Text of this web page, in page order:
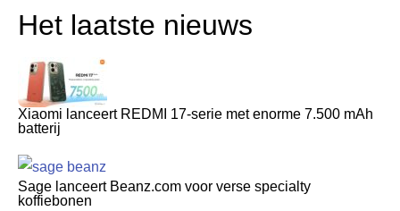
Het laatste nieuws
Xiaomi lanceert REDMI 17-serie met enorme 7.500 mAh
batterij
Sage lanceert Beanz.com voor verse specialty
koffiebonen